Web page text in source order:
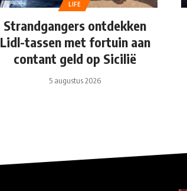
LIFE
Strandgangers ontdekken
Lidl-tassen met fortuin aan
contant geld op Sicilië
5 augustus 2026